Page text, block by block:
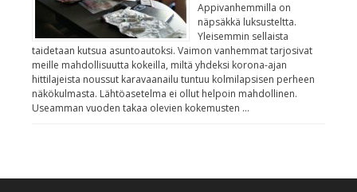
Appivanhemmilla on
näpsäkkä luksusteltta.
Yleisemmin sellaista
taidetaan kutsua asuntoautoksi. Vaimon vanhemmat tarjosivat
meille mahdollisuutta kokeilla, miltä yhdeksi korona-ajan
hittilajeista noussut karavaanailu tuntuu kolmilapsisen perheen
näkökulmasta. Lähtöasetelma ei ollut helpoin mahdollinen.
Useamman vuoden takaa olevien kokemusten …